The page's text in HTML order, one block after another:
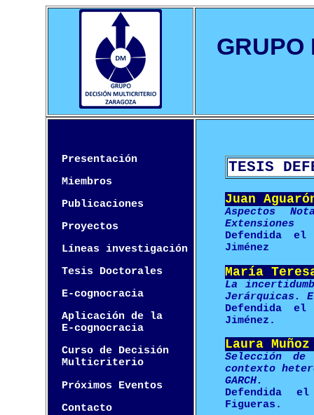
GRUPO
Presentación
Miembros
Publicaciones
Proyectos
Líneas investigación
Tesis Doctorales
E-cognocracia
Aplicación de la
E-cognocracia
Curso de Decisión
Multicriterio
Próximos Eventos
Contacto
TESIS
Juan
Aspectos
Extensiones
Defendida
Jiménez
María
La
Jerárquicas.
Defendida
Jiménez.
Laura
Selección
contexto
GARCH.
Defendida
Figueras.